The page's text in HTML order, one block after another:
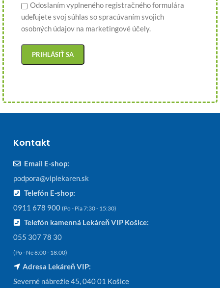
Odoslaním vyplneného registračného formulára
udeľujete svoj súhlas so spracúvaním svojich
osobných údajov na marketingové účely.
Kontakt
Email E-shop:
podpora@viplekaren.sk
Telefón E-shop:
0911 678 900 (Po - Pia 7:30 - 15:30)
Telefón kamenná Lekáreň VIP Košice:
055 307 78 30
(Po - Ne 8:00 - 18:00)
Adresa Lekáreň VIP:
Severné nábrežie 45, 040 01 Košice